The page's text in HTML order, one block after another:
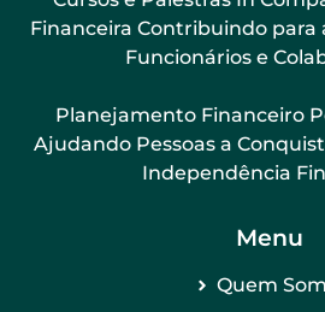
Financeira Contribuindo
Funcionários e
Planejamento Financeiro
Ajudando Pessoas a
Independência
Menu
Quem